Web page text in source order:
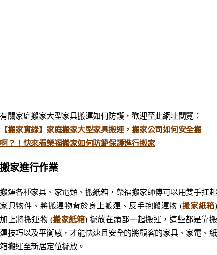
有關家庭搬家大型家具搬運如何防護 ，歡迎至此網址閱覽 ：
【搬家實錄】家庭搬家大型家具搬運，搬家公司如何安全搬
啊？！快來看榮福搬家如何防範保護進行搬家
搬家進行作業
搬運各種家具 、 家電類、搬紙箱，榮福搬家師傅可以用雙手扛起
家具物件、將搬運物背於身上搬運、反手抱搬運物 (搬家紙箱)
加上將搬運物 (搬家紙箱) 擺放在頭部一起搬運，這些都是靠搬
運技巧以及平衡感，才能快速且安全的將顧客的家具 、 家電 、 紙
箱搬運至新居定位擺放。